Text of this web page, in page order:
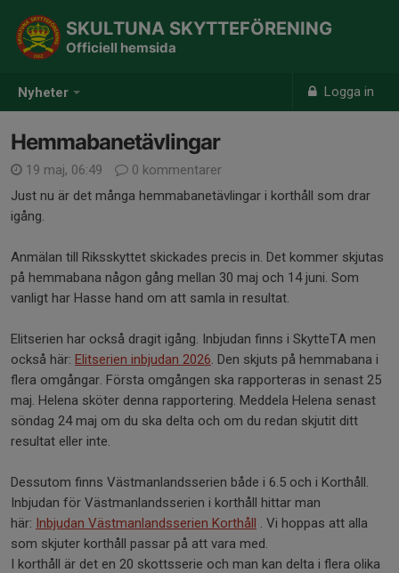
Nyheter Logga in
SKULTUNA SKYTTEFÖRENING
Officiell hemsida
Hemmabanetävlingar
19 maj, 06:49
0 kommentarer
Just nu är det många hemmabanetävlingar i korthåll som drar
igång.
Anmälan till Riksskyttet skickades precis in. Det kommer skjutas
på hemmabana någon gång mellan 30 maj och 14 juni. Som
vanligt har Hasse hand om att samla in resultat.
Elitserien har också dragit igång. Inbjudan finns i SkytteTA men
också här: Elitserien inbjudan 2026. Den skjuts på hemmabana i
flera omgångar. Första omgången ska rapporteras in senast 25
maj. Helena sköter denna rapportering. Meddela Helena senast
söndag 24 maj om du ska delta och om du redan skjutit ditt
resultat eller inte.
Dessutom finns Västmanlandsserien både i 6.5 och i Korthåll.
Inbjudan för Västmanlandsserien i korthåll hittar man
här: Inbjudan Västmanlandsserien Korthåll . Vi hoppas att alla
som skjuter korthåll passar på att vara med.
I korthåll är det en 20 skottsserie och man kan delta i flera olika